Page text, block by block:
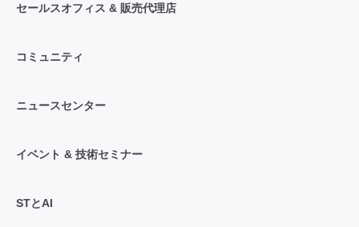
セールスオフィス & 販売代理店
コミュニティ
ニュースセンター
イベント & 技術セミナー
STとAI